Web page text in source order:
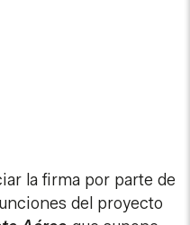
la firma por parte de
del proyecto